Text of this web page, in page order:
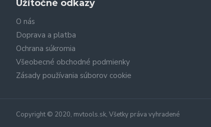
Užitočné odkazy
O nás
Doprava a platba
Ochrana súkromia
Všeobecné obchodné podmienky
Zásady používania súborov cookie
Copyright © 2020, mvtools.sk, Všetky práva vyhradené